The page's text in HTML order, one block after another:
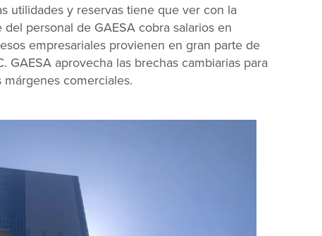
utilidades y reservas tiene que ver con la
personal de GAESA cobra salarios en
empresariales provienen en gran parte de
GAESA aprovecha las brechas cambiarias para
comerciales.